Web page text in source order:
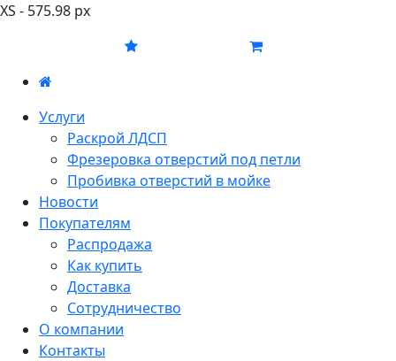
XS - 575.98 px
Услуги
Раскрой ЛДСП
Фрезеровка отверстий под петли
Пробивка отверстий в мойке
Новости
Покупателям
Распродажа
Как купить
Доставка
Сотрудничество
О компании
Контакты